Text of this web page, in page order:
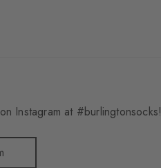
Instagram at #burlingtonsocks!